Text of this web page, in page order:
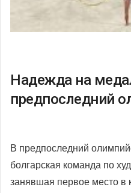
Надежда на
предпоследний
В предпоследний
болгарская команда по
занявшая первое место в